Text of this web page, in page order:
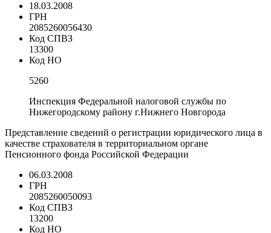
18.03.2008
ГРН
2085260056430
Код СПВЗ
13300
Код НО
5260
Инспекция Федеральной налоговой службы по
Нижегородскому району г.Нижнего Новгорода
Представление сведений о регистрации юридического лица в
качестве страхователя в территориальном органе
Пенсионного фонда Российской Федерации
06.03.2008
ГРН
2085260050093
Код СПВЗ
13200
Код НО